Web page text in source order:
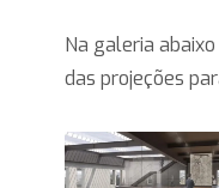
Na galeria
das projeções